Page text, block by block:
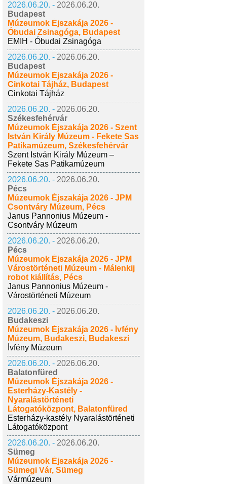
2026.06.20. - 2026.06.20.
Budapest
Múzeumok Éjszakája 2026 -
Óbudai Zsinagóga, Budapest
EMIH - Óbudai Zsinagóga
2026.06.20. - 2026.06.20.
Budapest
Múzeumok Éjszakája 2026 -
Cinkotai Tájház, Budapest
Cinkotai Tájház
2026.06.20. - 2026.06.20.
Székesfehérvár
Múzeumok Éjszakája 2026 - Szent
István Király Múzeum - Fekete Sas
Patikamúzeum, Székesfehérvár
Szent István Király Múzeum –
Fekete Sas Patikamúzeum
2026.06.20. - 2026.06.20.
Pécs
Múzeumok Éjszakája 2026 - JPM
Csontváry Múzeum, Pécs
Janus Pannonius Múzeum -
Csontváry Múzeum
2026.06.20. - 2026.06.20.
Pécs
Múzeumok Éjszakája 2026 - JPM
Várostörténeti Múzeum - Málenkij
robot kiállítás, Pécs
Janus Pannonius Múzeum -
Várostörténeti Múzeum
2026.06.20. - 2026.06.20.
Budakeszi
Múzeumok Éjszakája 2026 - Ívfény
Múzeum, Budakeszi, Budakeszi
Ívfény Múzeum
2026.06.20. - 2026.06.20.
Balatonfüred
Múzeumok Éjszakája 2026 -
Esterházy-Kastély -
Nyaralástörténeti
Látogatóközpont, Balatonfüred
Esterházy-kastély Nyaralástörténeti
Látogatóközpont
2026.06.20. - 2026.06.20.
Sümeg
Múzeumok Éjszakája 2026 -
Sümegi Vár, Sümeg
Vármúzeum